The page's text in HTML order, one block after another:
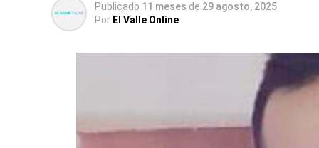
Publicado 11 meses de 29 agosto, 2025
Por El Valle Online